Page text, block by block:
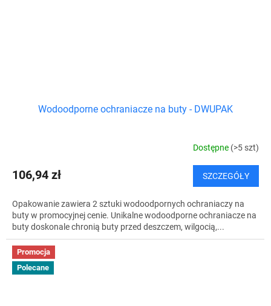
Wodoodporne ochraniacze na buty - DWUPAK
Dostępne (>5 szt)
106,94 zł SZCZEGÓŁY
Opakowanie zawiera 2 sztuki wodoodpornych ochraniaczy na
buty w promocyjnej cenie. Unikalne wodoodporne ochraniacze na
buty doskonale chronią buty przed deszczem, wilgocią,...
Promocja
Polecane